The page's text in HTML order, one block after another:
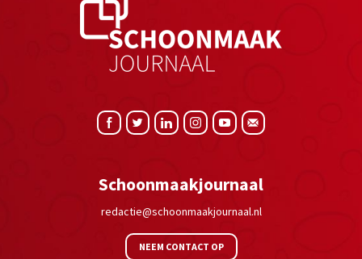
Schoonmaakjournaal
redactie@schoonmaakjournaal.nl
NEEM CONTACT OP